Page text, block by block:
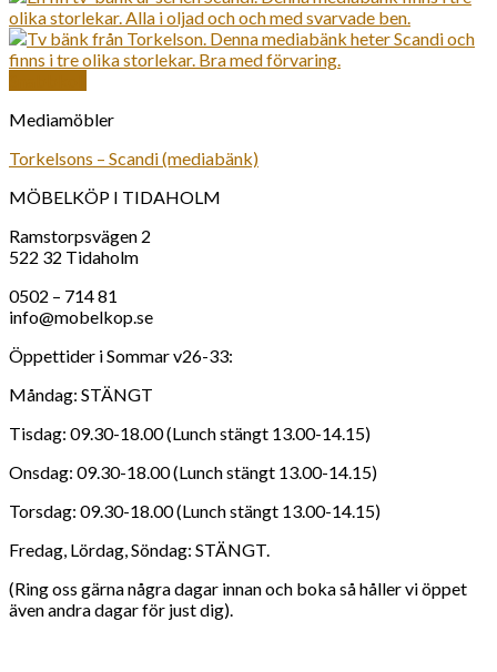
Mediamöbler
Torkelsons – Scandi (mediabänk)
MÖBELKÖP I TIDAHOLM
Ramstorpsvägen 2
522 32 Tidaholm
0502 – 714 81
info@mobelkop.se
Öppettider i Sommar v26-33:
Måndag: STÄNGT
Tisdag: 09.30-18.00 (Lunch stängt 13.00-14.15)
Onsdag: 09.30-18.00 (Lunch stängt 13.00-14.15)
Torsdag: 09.30-18.00 (Lunch stängt 13.00-14.15)
Fredag, Lördag, Söndag: STÄNGT.
(Ring oss gärna några dagar innan och boka så håller vi öppet
även andra dagar för just dig).